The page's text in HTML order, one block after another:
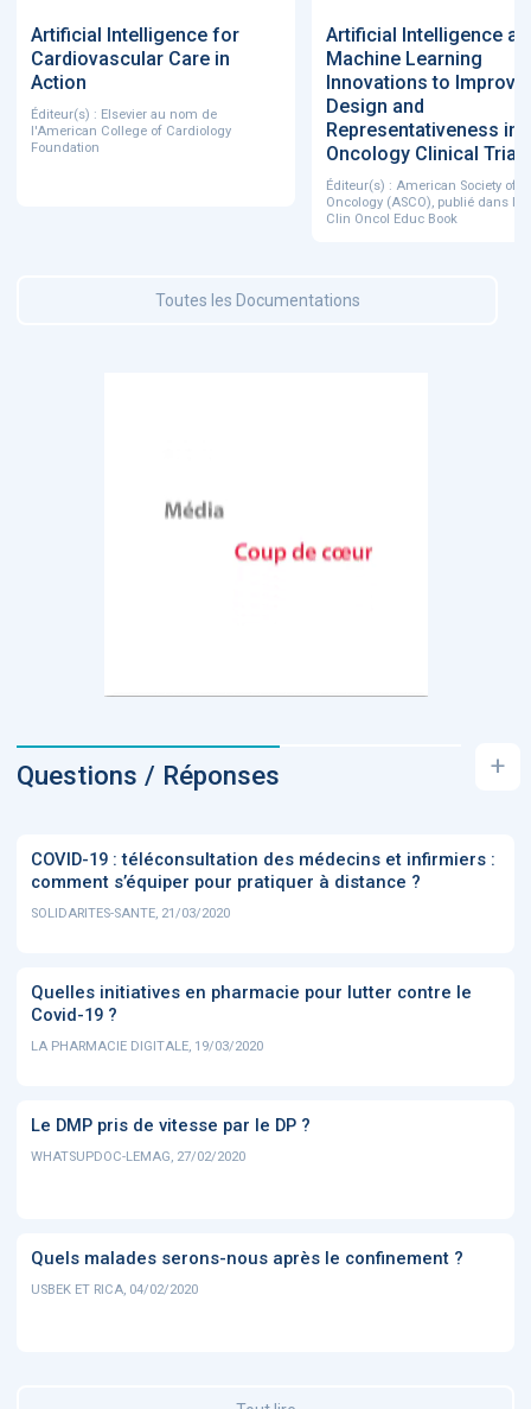
Artificial Intelligence for
Cardiovascular Care in
Action
Éditeur(s) : Elsevier au nom de
l'American College of Cardiology
Foundation
Artificial Intelligence
Machine Learning
Innovations to Improve
Design and
Representativeness in
Oncology Clinical Trials
Éditeur(s) : American Society of
Oncology (ASCO), publié dans le
Clin Oncol Educ Book
Toutes les Documentations
Questions / Réponses +
COVID-19 : téléconsultation des médecins et infirmiers :
comment s’équiper pour pratiquer à distance ?
SOLIDARITES-SANTE, 21/03/2020
Quelles initiatives en pharmacie pour lutter contre le
Covid-19 ?
LA PHARMACIE DIGITALE, 19/03/2020
Le DMP pris de vitesse par le DP ?
WHATSUPDOC-LEMAG, 27/02/2020
Quels malades serons-nous après le confinement ?
USBEK ET RICA, 04/02/2020